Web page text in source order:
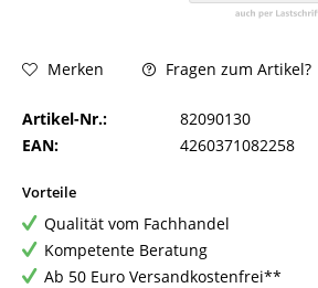
Merken Fragen zum Artikel?
Artikel-Nr.:
82090130
EAN:
4260371082258
Vorteile
Qualität vom Fachhandel
Kompetente Beratung
Ab 50 Euro Versandkostenfrei**